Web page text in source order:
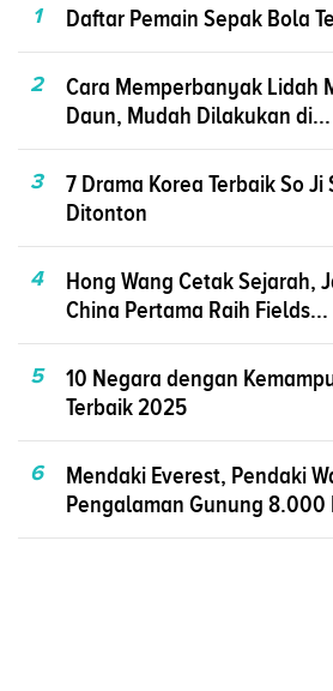
1
Daftar Pemain Sepak Bola
2
Cara Memperbanyak Lidah
Daun, Mudah Dilakukan di...
3
7 Drama Korea Terbaik So
Ditonton
4
Hong Wang Cetak Sejarah,
China Pertama Raih Fields...
5
10 Negara dengan
Terbaik 2025
6
Mendaki Everest, Pendaki
Pengalaman Gunung 8.000